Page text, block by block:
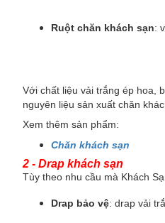
Ruột chăn khách sạn:
Với chất liệu vải trắng ép hoa,
nguyên liệu sản xuất chăn
Xem thêm sản phẩm:
Chăn khách sạn
2 - Drap khách sạn
Tùy theo nhu cầu mà Khách
Drap bảo vệ: drap vải